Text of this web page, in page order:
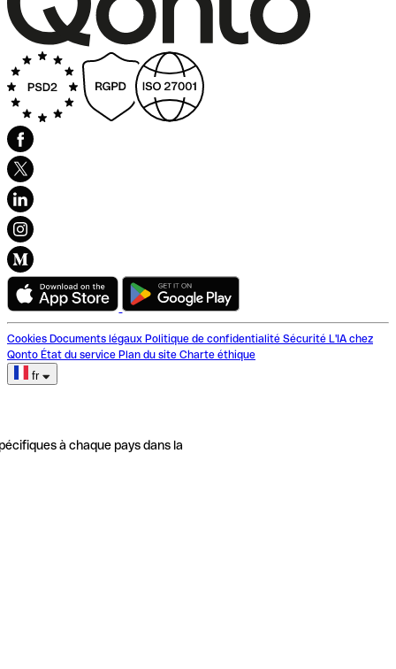
Cookies Documents légaux Politique de confidentialité Sécurité L'IA chez
Qonto État du service Plan du site Charte éthique
fr
à chaque pays dans la